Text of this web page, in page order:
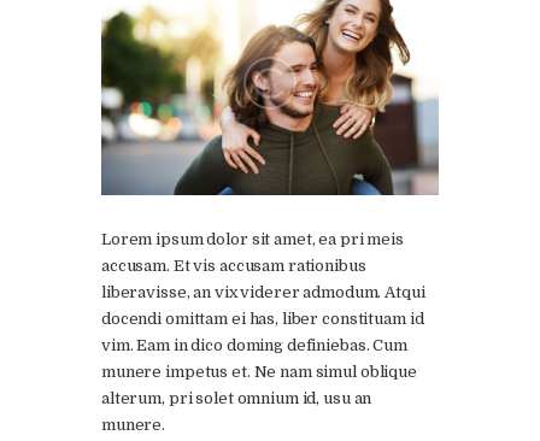
Lorem ipsum dolor sit amet, ea pri meis
accusam. Et vis accusam rationibus
liberavisse, an vix viderer admodum. Atqui
docendi omittam ei has, liber constituam id
vim. Eam in dico doming definiebas. Cum
munere impetus et. Ne nam simul oblique
alterum, pri solet omnium id, usu an
munere.